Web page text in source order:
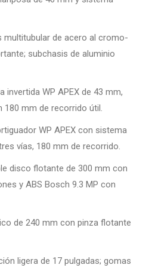
multitubular de acero al cromo-
subchasis de aluminio
invertida WP APEX de 43 mm,
mm de recorrido útil.
WP APEX con sistema
vías, 180 mm de recorrido.
disco flotante de 300 mm con
y ABS Bosch 9.3 MP con
de 240 mm con pinza flotante
ligera de 17 pulgadas; gomas